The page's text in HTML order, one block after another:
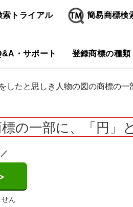
索トライアル 簡易商標検
・サポート 登録商標の種類
したと思しき人物の図の商標の一
の一部に、「円」
ん